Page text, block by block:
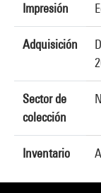
Impresión
Adquisición
Sector de
colección
Inventario